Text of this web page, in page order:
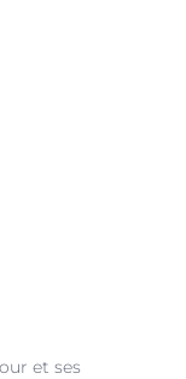
et ses